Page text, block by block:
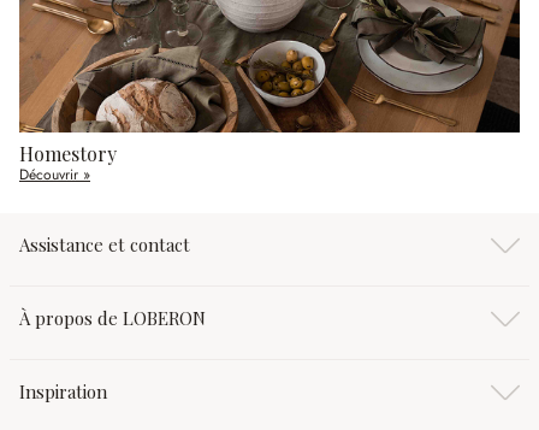
Homestory
Découvrir »
Assistance et contact
À propos de LOBERON
Inspiration